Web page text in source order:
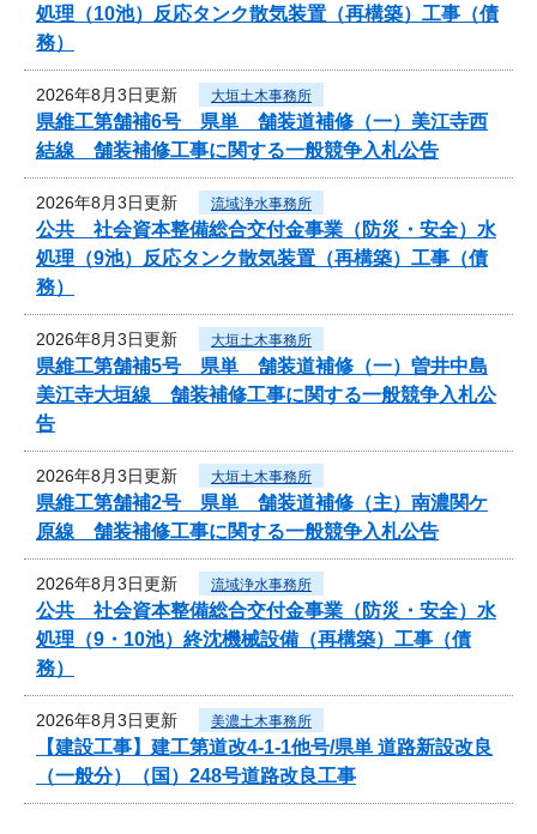
処理（10池）反応タンク散気装置（再構築）工事（債
務）
2026年8月3日更新 大垣土木事務所
県維工第舗補6号 県単 舗装道補修（一）美江寺西
結線 舗装補修工事に関する一般競争入札公告
2026年8月3日更新 流域浄水事務所
公共 社会資本整備総合交付金事業（防災・安全）水
処理（9池）反応タンク散気装置（再構築）工事（債
務）
2026年8月3日更新 大垣土木事務所
県維工第舗補5号 県単 舗装道補修（一）曽井中島
美江寺大垣線 舗装補修工事に関する一般競争入札公
告
2026年8月3日更新 大垣土木事務所
県維工第舗補2号 県単 舗装道補修（主）南濃関ケ
原線 舗装補修工事に関する一般競争入札公告
2026年8月3日更新 流域浄水事務所
公共 社会資本整備総合交付金事業（防災・安全）水
処理（9・10池）終沈機械設備（再構築）工事（債
務）
2026年8月3日更新 美濃土木事務所
【建設工事】建工第道改4-1-1他号/県単 道路新設改良
（一般分）（国）248号道路改良工事